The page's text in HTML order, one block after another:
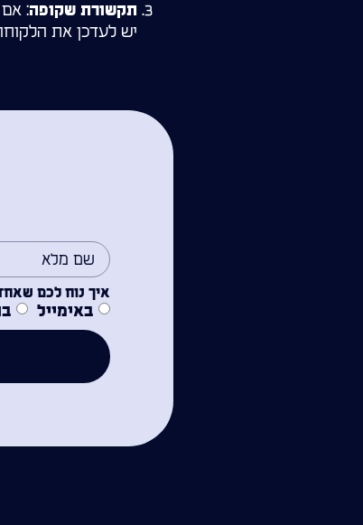
תקשורת שקופה: אם
יש לעדכן את
איך נוח לכם
באימייל